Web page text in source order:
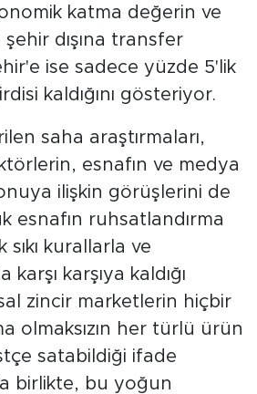
katma değerin ve
dışına transfer
ise sadece yüzde 5'lik
kaldığını gösteriyor.
saha araştırmaları,
esnafın ve medya
ilişkin görüşlerini de
esnafın ruhsatlandırma
kurallarla ve
karşı karşıya kaldığı
zincir marketlerin hiçbir
olmaksızın her türlü ürün
satabildiği ifade
birlikte, bu yoğun